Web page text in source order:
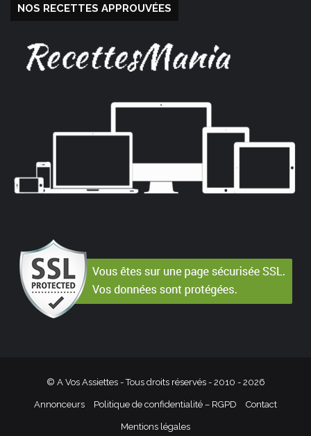
NOS RECETTES APPROUVÉES
© A Vos Assiettes - Tous droits réservés - 2010 - 2026
Annonceurs Politique de confidentialité – RGPD Contact
Mentions légales